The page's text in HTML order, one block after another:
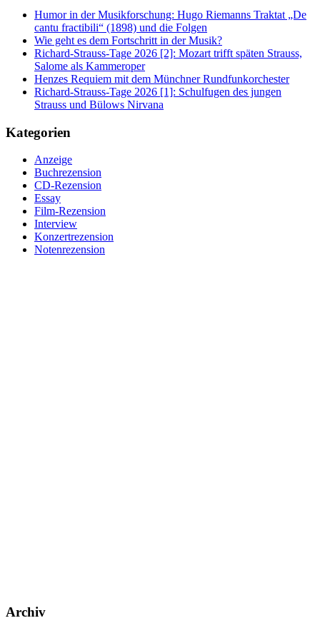
Humor in der Musikforschung: Hugo Riemanns Traktat „De
cantu fractibili“ (1898) und die Folgen
Wie geht es dem Fortschritt in der Musik?
Richard-Strauss-Tage 2026 [2]: Mozart trifft späten Strauss,
Salome als Kammeroper
Henzes Requiem mit dem Münchner Rundfunkorchester
Richard-Strauss-Tage 2026 [1]: Schulfugen des jungen
Strauss und Bülows Nirvana
Kategorien
Anzeige
Buchrezension
CD-Rezension
Essay
Film-Rezension
Interview
Konzertrezension
Notenrezension
Archiv